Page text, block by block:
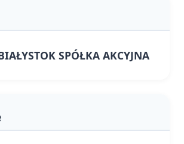
SPÓŁKA AKCYJNA